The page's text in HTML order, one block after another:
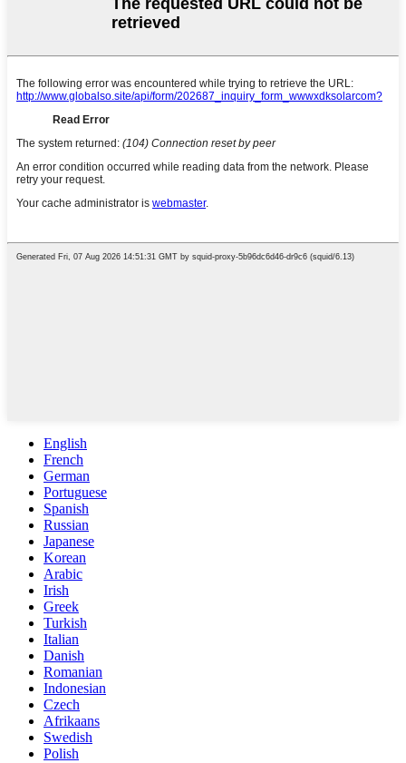
English
French
German
Portuguese
Spanish
Russian
Japanese
Korean
Arabic
Irish
Greek
Turkish
Italian
Danish
Romanian
Indonesian
Czech
Afrikaans
Swedish
Polish